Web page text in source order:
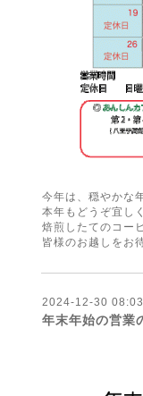
今年は、穏やかな
本年もどうぞ宜し
焙煎したてのコー
皆様のお越しをお
2024-12-30
年末年始の営業